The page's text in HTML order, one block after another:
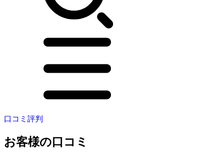
口コミ評判
お客様の口コミ